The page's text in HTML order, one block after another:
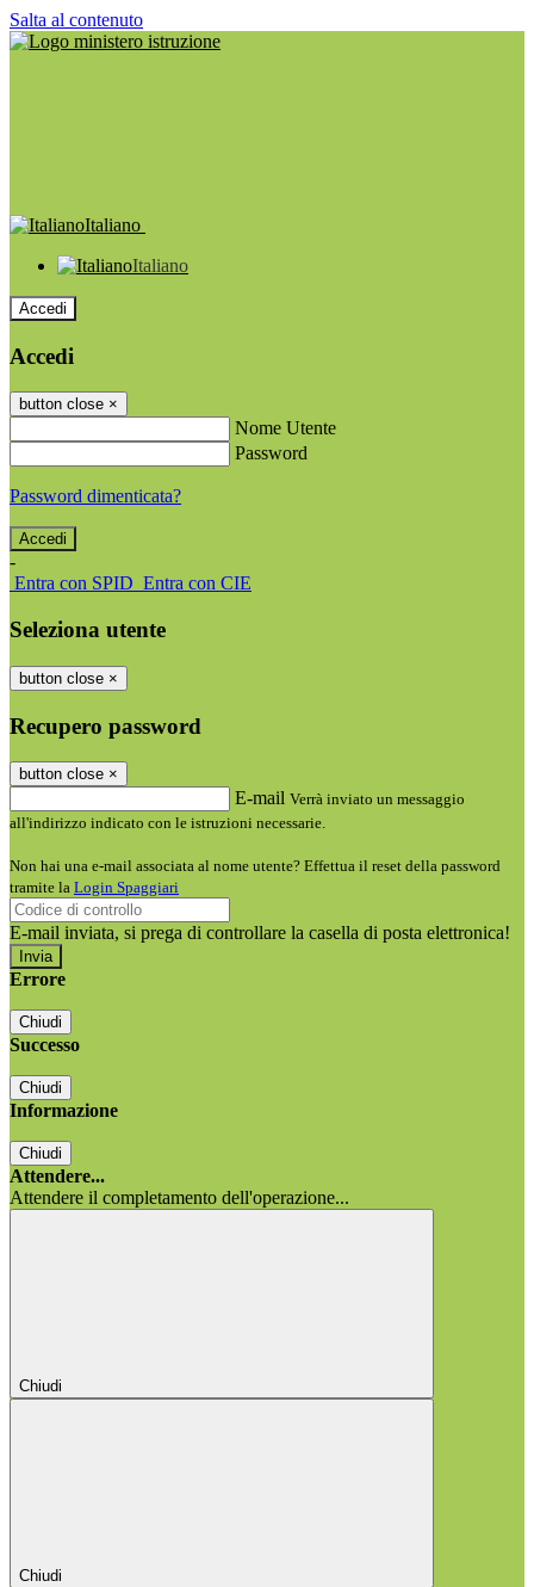
Salta al contenuto
Italiano
Italiano
Accedi
Accedi
button close ×
Nome Utente
Password
Password dimenticata?
-
Entra con SPID Entra con CIE
Seleziona utente
button close ×
Recupero password
button close ×
E-mail Verrà inviato un messaggio
all'indirizzo indicato con le istruzioni necessarie.
Non hai una e-mail associata al nome utente? Effettua il reset della password
tramite la Login Spaggiari
E-mail inviata, si prega di controllare la casella di posta elettronica!
Errore
Chiudi
Successo
Chiudi
Informazione
Chiudi
Attendere...
Attendere il completamento dell'operazione...
Chiudi
Chiudi